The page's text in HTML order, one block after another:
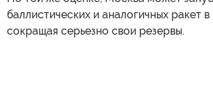
баллистических и аналогичных ракет
сокращая серьезно свои резервы.